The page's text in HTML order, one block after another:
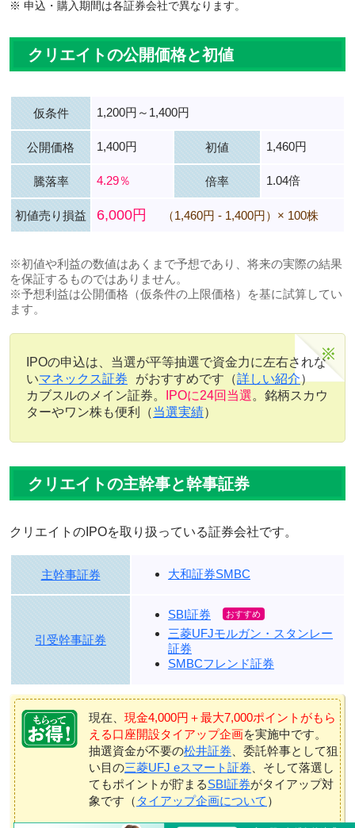
※ 申込・購入期間は各証券会社で異なります。
クリエイトの公開価格と初値
仮条件 1,200円～1,400円
公開価格 1,400円 初値 1,460円
騰落率 4.29％ 倍率 1.04倍
初値売り損益 6,000円 （1,460円 - 1,400円）× 100株
※初値や利益の数値はあくまで予想であり、将来の実際の結果
を保証するものではありません。
※予想利益は公開価格（仮条件の上限価格）を基に試算してい
ます。
IPOの申込は、当選が平等抽選で資金力に左右されな
いマネックス証券 がおすすめです（詳しい紹介）
カブスルのメイン証券。
IPOに24回当選。銘柄スカウ
ターやワン株も便利（当選実績）
クリエイトの主幹事と幹事証券
クリエイトのIPOを取り扱っている証券会社です。
主幹事証券 大和証券SMBC
引受幹事証券
SBI証券
三菱UFJモルガン・スタンレー
証券
SMBCフレンド証券
現在、 現金4,000円＋最大7,000ポイントがもら
える口座開設タイアップ企画を実施中です。
抽選資金が不要の松井証券 、委託幹事として狙
い目の三菱UFJ eスマート証券 、そして落選し
てもポイントが貯まるSBI証券がタイアップ対
象です（ タイアップ企画について ）